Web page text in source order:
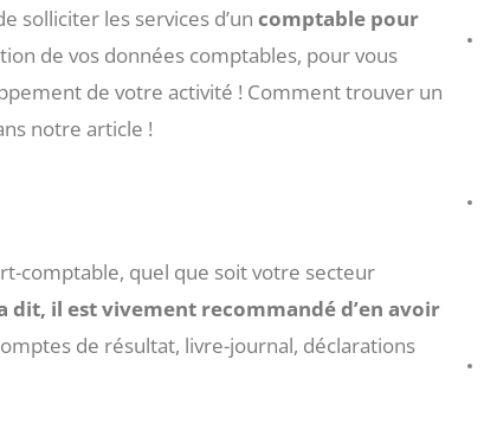
solliciter les services d’un comptable pour
de vos données comptables, pour vous
de votre activité ! Comment trouver un
notre article !
comptable, quel que soit votre secteur
dit, il est vivement recommandé d’en avoir
de résultat, livre-journal, déclarations